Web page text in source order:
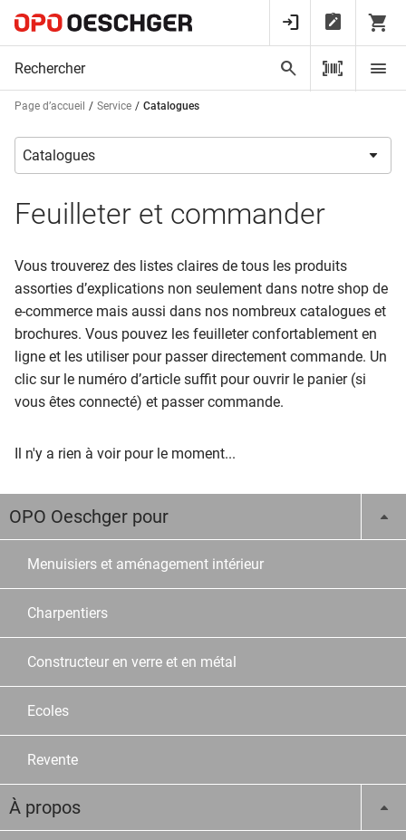
Page d’accueil Service Catalogues
Feuilleter et commander
Vous trouverez des listes claires de tous les produits
assorties d’explications non seulement dans notre shop de
e-commerce mais aussi dans nos nombreux catalogues et
brochures. Vous pouvez les feuilleter confortablement en
ligne et les utiliser pour passer directement commande. Un
clic sur le numéro d’article suffit pour ouvrir le panier (si
vous êtes connecté) et passer commande.
Il n'y a rien à voir pour le moment...
OPO Oeschger pour
Menuisiers et aménagement intérieur
Charpentiers
Constructeur en verre et en métal
Ecoles
Revente
À propos